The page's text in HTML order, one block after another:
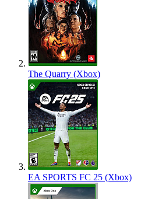
The Quarry (Xbox)
EA SPORTS FC 25 (Xbox)